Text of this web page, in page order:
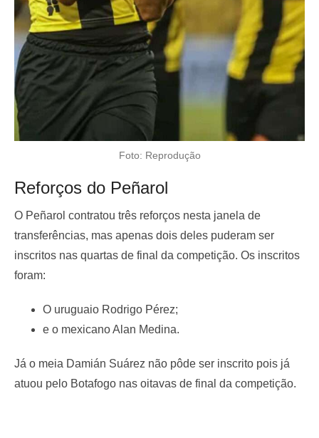
Foto: Reprodução
Reforços do Peñarol
O Peñarol contratou três reforços nesta janela de
transferências, mas apenas dois deles puderam ser
inscritos nas quartas de final da competição. Os inscritos
foram:
O uruguaio Rodrigo Pérez;
e o mexicano Alan Medina.
Já o meia Damián Suárez não pôde ser inscrito pois já
atuou pelo Botafogo nas oitavas de final da competição.